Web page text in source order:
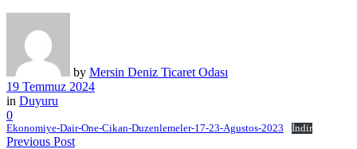
by Mersin Deniz Ticaret Odası
19 Temmuz 2024
in Duyuru
0
Ekonomiye-Dair-One-Cikan-Duzenlemeler-17-23-Agustos-2023 İndir
Previous Post